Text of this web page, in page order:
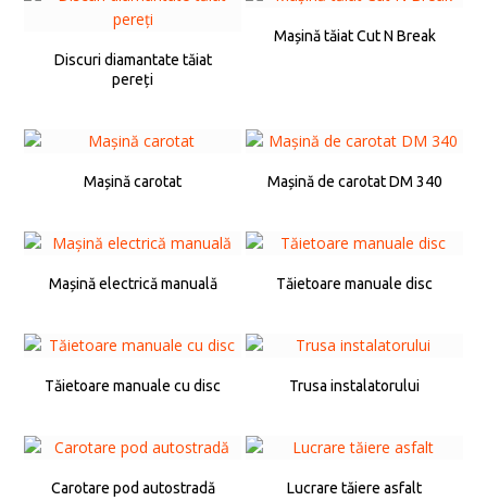
Discuri diamantate tăiat
pereți
Mașină tăiat Cut N Break
Mașină carotat Mașină de carotat DM 340
Mașină electrică manuală Tăietoare manuale disc
Tăietoare manuale cu disc Trusa instalatorului
Carotare pod autostradă Lucrare tăiere asfalt